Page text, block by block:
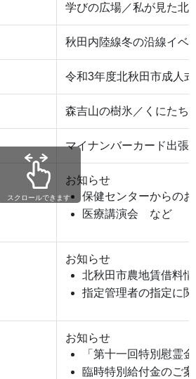
学びの広場／私が見た北
秋田内陸線冬の沿線イベ
令和3年度北秋田市成人式
森吉山の樹氷／くにたち
マイナンバーカード出張
お知らせ
保健センターからの
医療講演会 など
お知らせ
北秋田市農地賃借料
指定管理者の指定に
お知らせ
「第十一回特別慰霊
臨時特別給付金のご
スクロールできます